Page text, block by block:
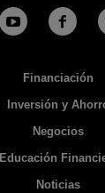
Financiación
Inversión y
Negocios
Educación
Noticias